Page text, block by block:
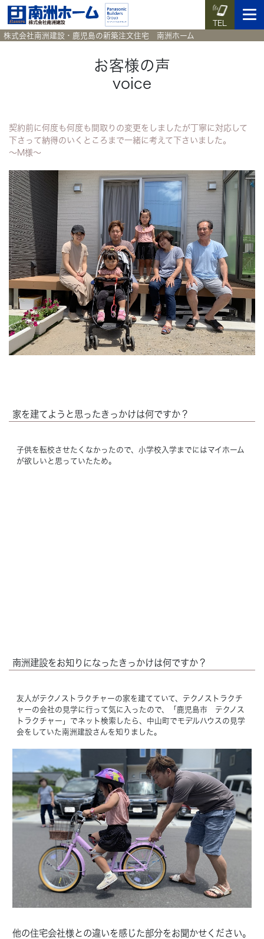
TEL
HOME ホーム
Works 施工実例集
Voice お客様の声
Blog 暮らしのコラム
Concept コンセプト
Techno EX テクノストラクチャーEX
株式会社南洲建設・鹿児島の新築注文住宅 南洲ホーム
お客様の声
voice
契約前に何度も何度も間取りの変更をしましたが丁寧に対応して
下さって納得のいくところまで一緒に考えて下さいました。
～M様～
家を建てようと思ったきっかけは何ですか？
子供を転校させたくなかったので、小学校入学までにはマイホーム
が欲しいと思っていたため。
南洲建設をお知りになったきっかけは何ですか？
友人がテクノストラクチャーの家を建てていて、テクノストラクチ
ャーの会社の見学に行って気に入ったので、「鹿児島市 テクノス
トラクチャー」でネット検索したら、中山町でモデルハウスの見学
会をしていた南洲建設さんを知りました。
他の住宅会社様との違いを感じた部分をお聞かせください。